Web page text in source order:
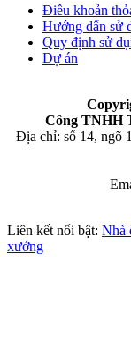
Điều khoản
Hướng dẩn sử
Quy định sử
Dự án
Công TNHH
Địa chỉ: số 14, ngõ
Liên kết nổi bật: Nhà
xưởng